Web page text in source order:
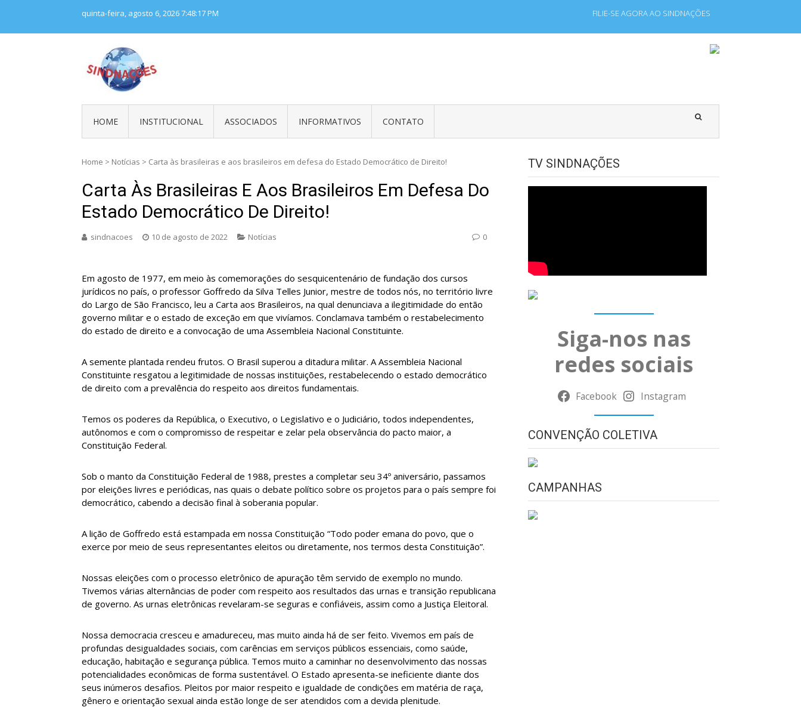
quinta-feira, agosto 6, 20267:48:18 PM FILIE-SE AGORA AO SINDNAÇÕES
HOME INSTITUCIONAL ASSOCIADOS INFORMATIVOS CONTATO
Home > Notícias > Carta às brasileiras e aos brasileiros em defesa do Estado Democrático de Direito!
Carta Às Brasileiras E Aos Brasileiros Em Defesa Do
Estado Democrático De Direito!
sindnacoes 10 de agosto de 2022 Notícias 0
Em agosto de 1977, em meio às comemorações do sesquicentenário de fundação dos cursos
jurídicos no país, o professor Goffredo da Silva Telles Junior, mestre de todos nós, no território livre
do Largo de São Francisco, leu a Carta aos Brasileiros, na qual denunciava a ilegitimidade do então
governo militar e o estado de exceção em que vivíamos. Conclamava também o restabelecimento
do estado de direito e a convocação de uma Assembleia Nacional Constituinte.
A semente plantada rendeu frutos. O Brasil superou a ditadura militar. A Assembleia Nacional
Constituinte resgatou a legitimidade de nossas instituições, restabelecendo o estado democrático
de direito com a prevalência do respeito aos direitos fundamentais.
Temos os poderes da República, o Executivo, o Legislativo e o Judiciário, todos independentes,
autônomos e com o compromisso de respeitar e zelar pela observância do pacto maior, a
Constituição Federal.
Sob o manto da Constituição Federal de 1988, prestes a completar seu 34º aniversário, passamos
por eleições livres e periódicas, nas quais o debate político sobre os projetos para o país sempre foi
democrático, cabendo a decisão final à soberania popular.
A lição de Goffredo está estampada em nossa Constituição “Todo poder emana do povo, que o
exerce por meio de seus representantes eleitos ou diretamente, nos termos desta Constituição”.
Nossas eleições com o processo eletrônico de apuração têm servido de exemplo no mundo.
Tivemos várias alternâncias de poder com respeito aos resultados das urnas e transição republicana
de governo. As urnas eletrônicas revelaram-se seguras e confiáveis, assim como a Justiça Eleitoral.
Nossa democracia cresceu e amadureceu, mas muito ainda há de ser feito. Vivemos em país de
profundas desigualdades sociais, com carências em serviços públicos essenciais, como saúde,
educação, habitação e segurança pública. Temos muito a caminhar no desenvolvimento das nossas
potencialidades econômicas de forma sustentável. O Estado apresenta-se ineficiente diante dos
seus inúmeros desafios. Pleitos por maior respeito e igualdade de condições em matéria de raça,
gênero e orientação sexual ainda estão longe de ser atendidos com a devida plenitude.
TV SINDNAÇÕES
Siga-nos nas
redes sociais
Facebook Instagram
CONVENÇÃO COLETIVA
CAMPANHAS